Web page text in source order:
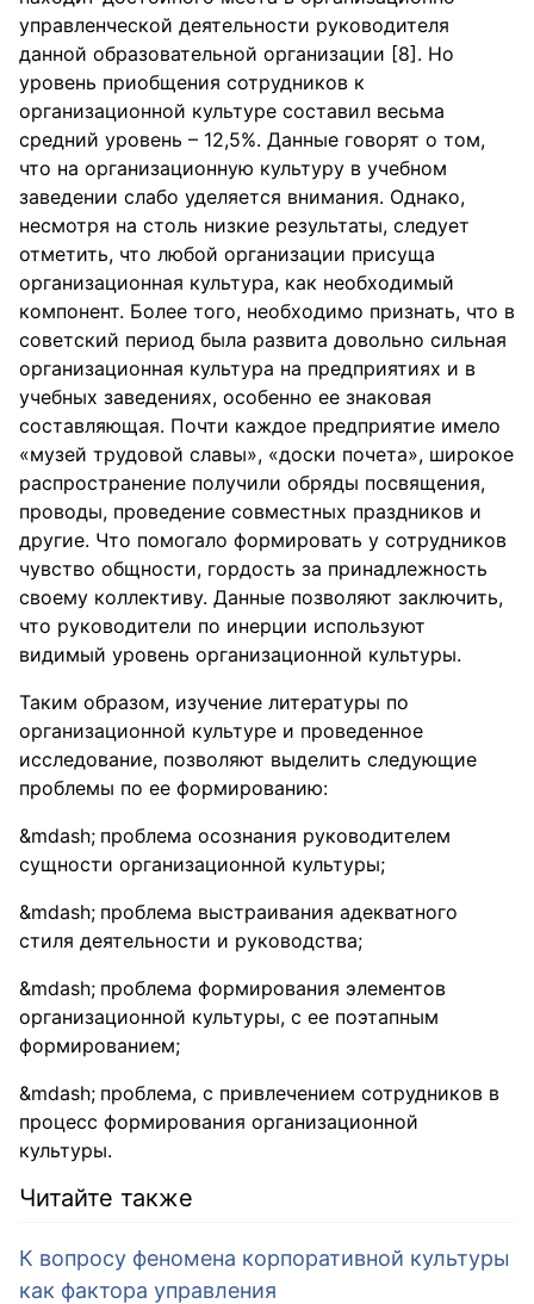
управленческой деятельности руководителя
данной образовательной организации [8]. Но
уровень приобщения сотрудников к
организационной культуре составил весьма
средний уровень – 12,5%. Данные говорят о том,
что на организационную культуру в учебном
заведении слабо уделяется внимания. Однако,
несмотря на столь низкие результаты, следует
отметить, что любой организации присуща
организационная культура, как необходимый
компонент. Более того, необходимо признать, что в
советский период была развита довольно сильная
организационная культура на предприятиях и в
учебных заведениях, особенно ее знаковая
составляющая. Почти каждое предприятие имело
«музей трудовой славы», «доски почета», широкое
распространение получили обряды посвящения,
проводы, проведение совместных праздников и
другие. Что помогало формировать у сотрудников
чувство общности, гордость за принадлежность
своему коллективу. Данные позволяют заключить,
что руководители по инерции используют
видимый уровень организационной культуры.
Таким образом, изучение литературы по
организационной культуре и проведенное
исследование, позволяют выделить следующие
проблемы по ее формированию:
проблема осознания руководителем
сущности организационной культуры;
проблема выстраивания адекватного
стиля деятельности и руководства;
проблема формирования элементов
организационной культуры, с ее поэтапным
формированием;
проблема, с привлечением сотрудников в
процесс формирования организационной
культуры.
Читайте также
К вопросу феномена корпоративной культуры
как фактора управления